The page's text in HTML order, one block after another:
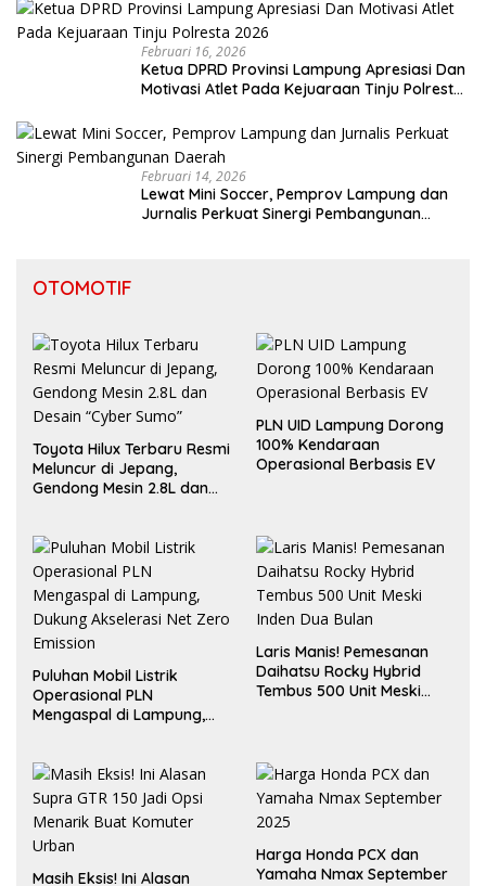
Februari 16, 2026
Ketua DPRD Provinsi Lampung Apresiasi Dan
Motivasi Atlet Pada Kejuaraan Tinju Polresta
Februari 14, 2026
Lewat Mini Soccer, Pemprov Lampung dan
Jurnalis Perkuat Sinergi Pembangunan
OTOMOTIF
Toyota Hilux Terbaru Resmi
Meluncur di Jepang,
Gendong Mesin 2.8L dan
PLN UID Lampung Dorong
100% Kendaraan
Operasional Berbasis EV
Puluhan Mobil Listrik
Operasional PLN
Mengaspal di Lampung,
Laris Manis! Pemesanan
Daihatsu Rocky Hybrid
Tembus 500 Unit Meski
Masih Eksis! Ini Alasan
Harga Honda PCX dan
Yamaha Nmax September